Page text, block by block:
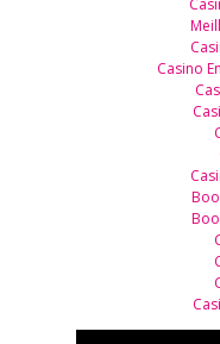
Casino